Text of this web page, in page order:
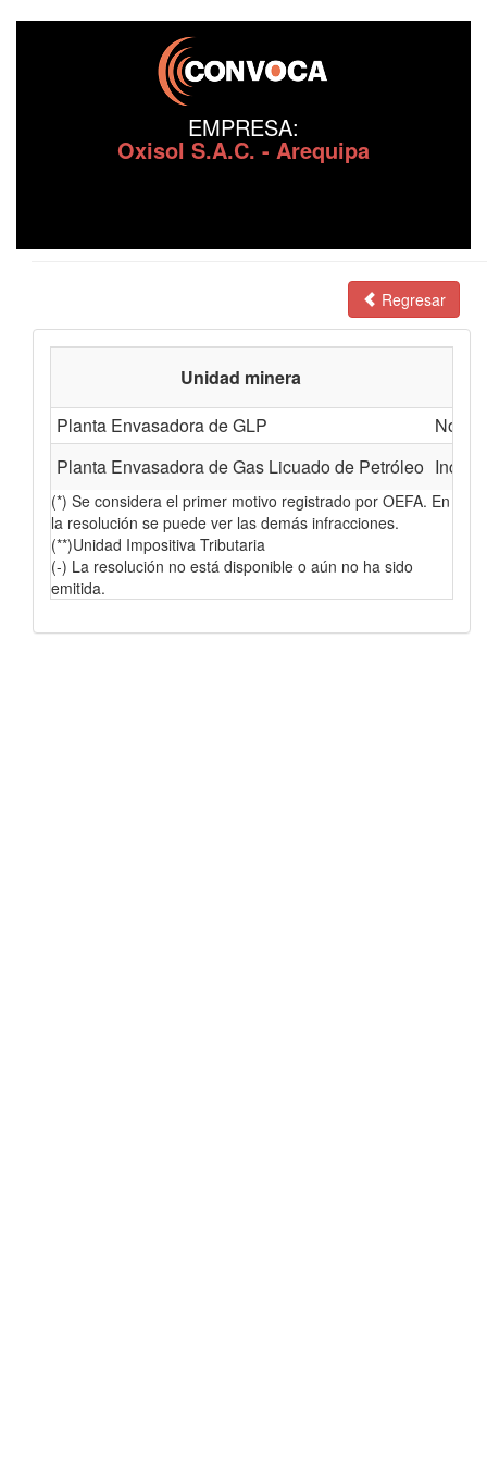
EMPRESA:
Oxisol S.A.C. - Arequipa
Regresar
Unidad minera
Planta Envasadora de GLP
No
Planta Envasadora de Gas Licuado de Petróleo
(*) Se considera el primer motivo registrado por OEFA. En
la resolución se puede ver las demás infracciones.
(**)Unidad Impositiva Tributaria
(-) La resolución no está disponible o aún no ha sido
emitida.